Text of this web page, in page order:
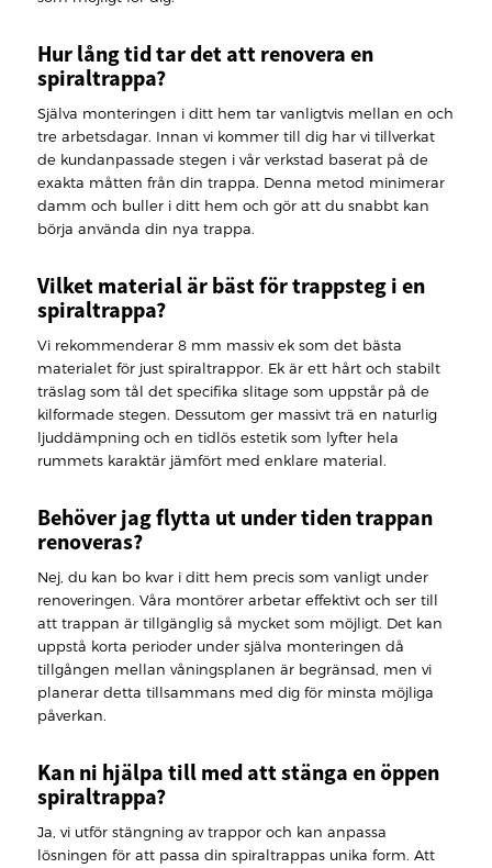
Hur lång tid tar det att renovera en
spiraltrappa?
Själva monteringen i ditt hem tar vanligtvis mellan en och
tre arbetsdagar. Innan vi kommer till dig har vi tillverkat
de kundanpassade stegen i vår verkstad baserat på de
exakta måtten från din trappa. Denna metod minimerar
damm och buller i ditt hem och gör att du snabbt kan
börja använda din nya trappa.
Vilket material är bäst för trappsteg i en
spiraltrappa?
Vi rekommenderar 8 mm massiv ek som det bästa
materialet för just spiraltrappor. Ek är ett hårt och stabilt
träslag som tål det specifika slitage som uppstår på de
kilformade stegen. Dessutom ger massivt trä en naturlig
ljuddämpning och en tidlös estetik som lyfter hela
rummets karaktär jämfört med enklare material.
Behöver jag flytta ut under tiden trappan
renoveras?
Nej, du kan bo kvar i ditt hem precis som vanligt under
renoveringen. Våra montörer arbetar effektivt och ser till
att trappan är tillgänglig så mycket som möjligt. Det kan
uppstå korta perioder under själva monteringen då
tillgången mellan våningsplanen är begränsad, men vi
planerar detta tillsammans med dig för minsta möjliga
påverkan.
Kan ni hjälpa till med att stänga en öppen
spiraltrappa?
Ja, vi utför stängning av trappor och kan anpassa
lösningen för att passa din spiraltrappas unika form. Att